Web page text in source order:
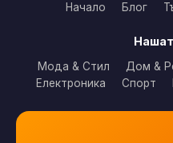
Начало Блог
Мода & Стил Дом &
Електроника
Спорт